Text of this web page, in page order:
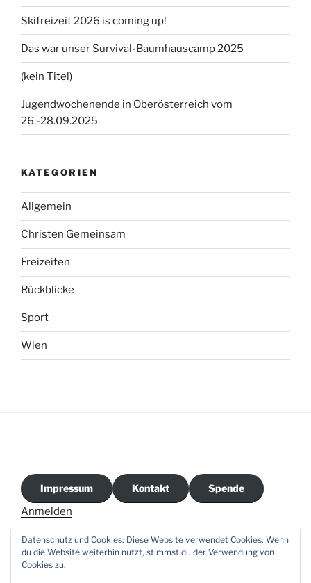
Skifreizeit 2026 is coming up!
Das war unser Survival-Baumhauscamp 2025
(kein Titel)
Jugendwochenende in Oberösterreich vom
26.-28.09.2025
KATEGORIEN
Allgemein
Christen Gemeinsam
Freizeiten
Rückblicke
Sport
Wien
Impressum Kontakt Spende
Anmelden
Datenschutz und Cookies: Diese Website verwendet Cookies. Wenn
du die Website weiterhin nutzt, stimmst du der Verwendung von
Cookies zu.